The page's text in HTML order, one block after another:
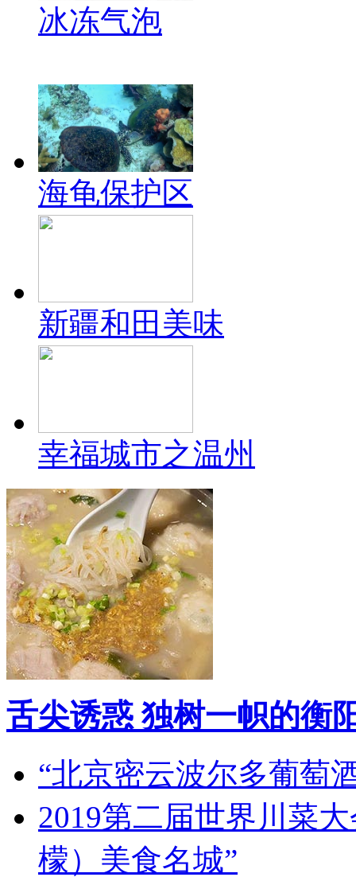
冰冻气泡
海龟保护区
新疆和田美味
幸福城市之温州
舌尖诱惑 独树一帜的衡
“北京密云波尔多葡萄
2019第二届世界川菜
檬）美食名城”